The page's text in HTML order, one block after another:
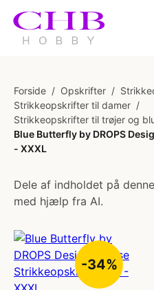
Forside / Opskrifter /
Strikkeopskrifter til damer /
Strikkeopskrifter til trøjer og
Blue Butterfly by DROPS
- XXXL
Dele af indholdet på
med hjælp fra AI.
-34%